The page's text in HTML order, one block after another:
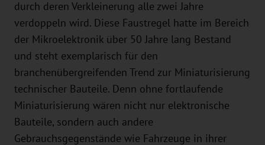
durch deren Verkleinerung alle zwei Jahre
verdoppeln wird. Diese Faustregel hatte im Bereich
der Mikroelektronik über 50 Jahre lang Bestand
und steht exemplarisch für den
branchenübergreifenden Trend zur Miniaturisierung
technischer Bauteile. Denn ohne fortlaufende
Miniaturisierung wären nicht nur elektronische
Bauteile, sondern auch andere
Gebrauchsgegenstände wie Fahrzeuge in ihrer